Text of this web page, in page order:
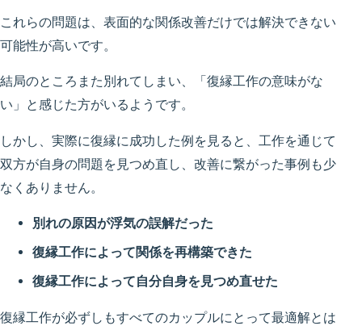
これらの問題は、表面的な関係改善だけでは解決できない
可能性が高いです。
結局のところまた別れてしまい、「復縁工作の意味がな
い」と感じた方がいるようです。
しかし、実際に復縁に成功した例を見ると、工作を通じて
双方が自身の問題を見つめ直し、改善に繋がった事例も少
なくありません。
別れの原因が浮気の誤解だった
復縁工作によって関係を再構築できた
復縁工作によって自分自身を見つめ直せた
復縁工作が必ずしもすべてのカップルにとって最適解とは